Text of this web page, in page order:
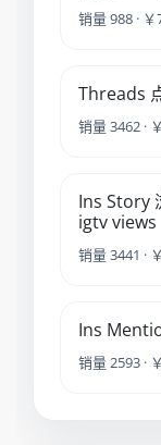
销量 988 · ￥
Threads
销量 3462 ·
Ins Story
igtv views
销量 3441 ·
Ins
销量 2593 ·